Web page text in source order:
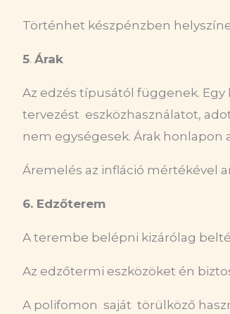
Történhet készpénzben
5. Árak
Az edzés típusától függenek.
tervezést eszközhasználatot,
nem egységesek. Árak
Áremelés az infláció mértékével
6. Edzőterem
A terembe belépni kizárólag
Az edzőtermi eszközöket én
A polifomon saját törülköző